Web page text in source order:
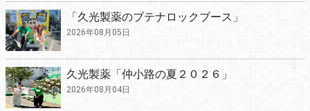
「久光製薬のブテナロックブース」
2026年08月05日
久光製薬「仲小路の夏２０２６」
2026年08月04日